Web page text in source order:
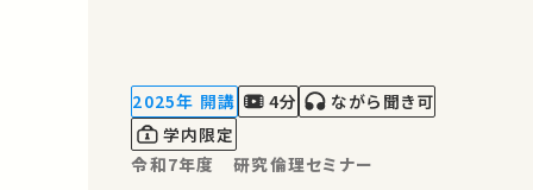
2025年 開講 4分
ながら聞き可
学内限定
令和7年度 研究倫理セミナー